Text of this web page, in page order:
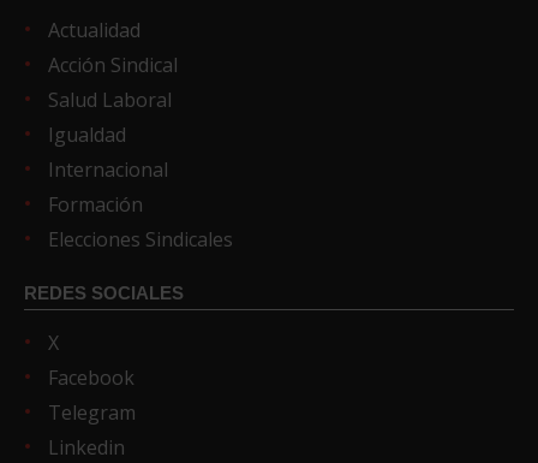
Actualidad
Acción Sindical
Salud Laboral
Igualdad
Internacional
Formación
Elecciones Sindicales
REDES SOCIALES
X
Facebook
Telegram
Linkedin